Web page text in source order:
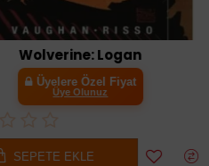
Wolverine: Logan
Üyelere Özel Fiyat
Üye Olunuz
SEPETE EKLE